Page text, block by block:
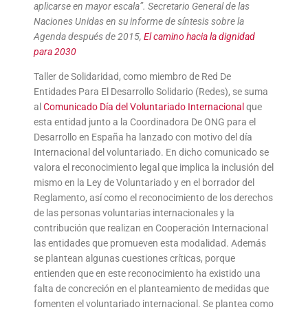
aplicarse en mayor escala”. Secretario General de las
Naciones Unidas en su informe de síntesis sobre la
Agenda después de 2015, El camino hacia la dignidad
para 2030
Taller de Solidaridad, como miembro de Red De
Entidades Para El Desarrollo Solidario (Redes), se suma
alComunicado Día del Voluntariado Internacional que
esta entidad junto a la Coordinadora De ONG para el
Desarrollo en España ha lanzado con motivo del día
Internacional del voluntariado. En dicho comunicado se
valora el reconocimiento legal que implica la inclusión del
mismo en la Ley de Voluntariado y en el borrador del
Reglamento, así como el reconocimiento de los derechos
de las personas voluntarias internacionales y la
contribución que realizan en Cooperación Internacional
las entidades que promueven esta modalidad. Además
se plantean algunas cuestiones críticas, porque
entienden que en este reconocimiento ha existido una
falta de concreción en el planteamiento de medidas que
fomenten el voluntariado internacional. Se plantea como